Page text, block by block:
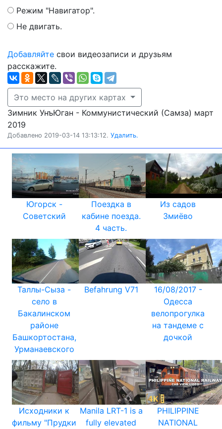
Режим "Навигатор".
Не двигать.
Добавляйте свои видеозаписи и друзьям
расскажите.
Это место на других картах
Зимник УнъЮган - Коммунистический (Самза) март
2019
Добавлено 2019-03-14 13:13:12. Удалить.
Югорск -
Советский
Поездка в
кабине поезда.
4 часть.
Из садов
Змиёво
Таллы-Сыза -
село в
Бакалинском
районе
Башкортостана,
Урманаевского
Befahrung V71
16/08/2017 -
Одесса
велопрогулка
на тандеме с
дочкой
Исходники к
фильму "Прудки
Manila LRT-1 is a
fully elevated
PHILIPPINE
NATIONAL